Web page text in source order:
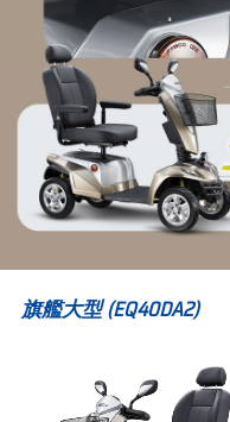
旗艦大型 (EQ40DA2)